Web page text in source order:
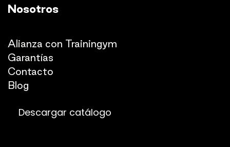
Nosotros
Alianza con Trainingym
Garantías
Con​tacto
Blog​​
Descargar catálogo